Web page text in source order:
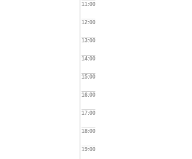
11:00
12:00
13:00
14:00
15:00
16:00
17:00
18:00
19:00